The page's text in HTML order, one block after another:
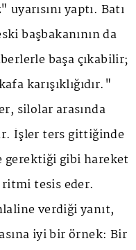
uyarısını yaptı. Batı
başbakanının da
başa çıkabilir;
karışıklığıdır."
silolar arasında
İşler ters gittiğinde
gerektiği gibi hareket
tesis eder.
verdiği yanıt,
iyi bir örnek: Bir